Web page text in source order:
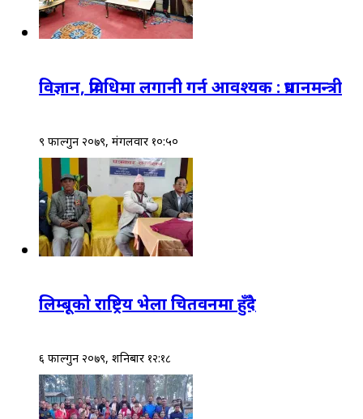
विज्ञान, प्रविधिमा लगानी गर्न आवश्यक : प्रधानमन्त्री
९ फाल्गुन २०७९, मंगलवार १०:५०
लिम्बूको राष्ट्रिय भेला चितवनमा हुँदै
६ फाल्गुन २०७९, शनिबार १२:१८